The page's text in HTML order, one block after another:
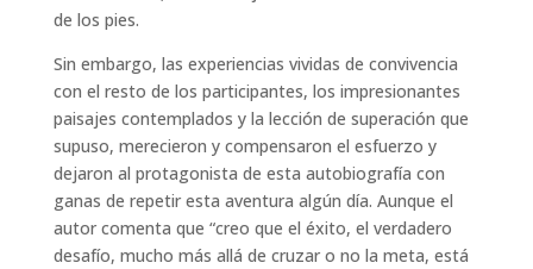
de los pies.
Sin embargo, las experiencias vividas de convivencia
con el resto de los participantes, los impresionantes
paisajes contemplados y la lección de superación que
supuso, merecieron y compensaron el esfuerzo y
dejaron al protagonista de esta autobiografía con
ganas de repetir esta aventura algún día. Aunque el
autor comenta que “creo que el éxito, el verdadero
desafío, mucho más allá de cruzar o no la meta, está